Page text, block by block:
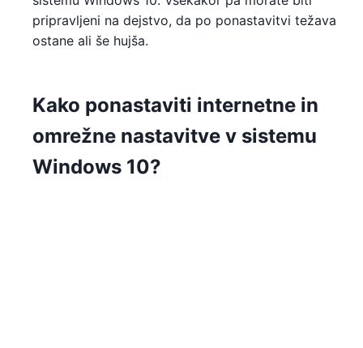
pripravljeni na dejstvo, da po ponastavitvi težava
ostane ali še hujša.
Kako ponastaviti internetne in
omrežne nastavitve v sistemu
Windows 10?